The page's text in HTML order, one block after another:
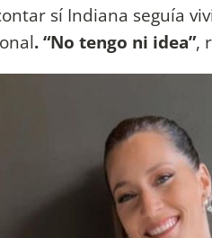
sí Indiana seguía
. “No tengo ni idea”,